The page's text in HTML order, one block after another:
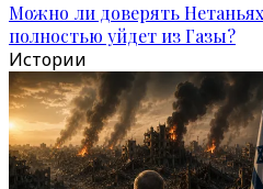
Можно ли доверять
полностью уйдет из Газы?
Истории